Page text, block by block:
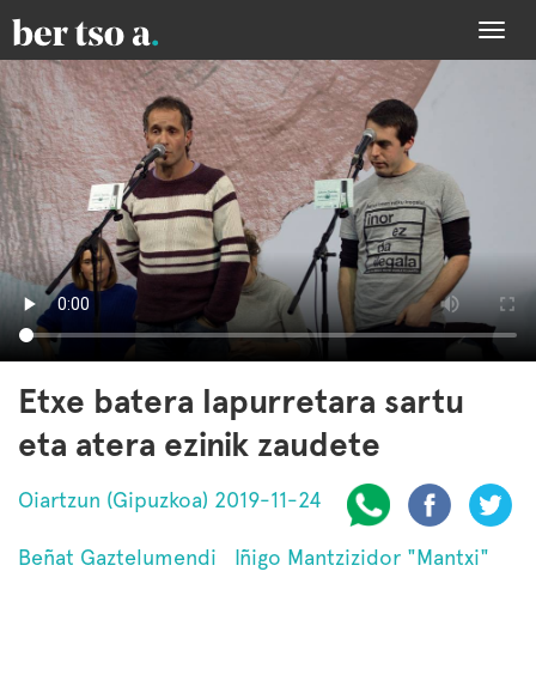
Etxe batera lapurretara sartu
eta atera ezinik zaudete
Oiartzun (Gipuzkoa) 2019-11-24
Beñat Gaztelumendi Iñigo Mantzizidor "Mantxi"